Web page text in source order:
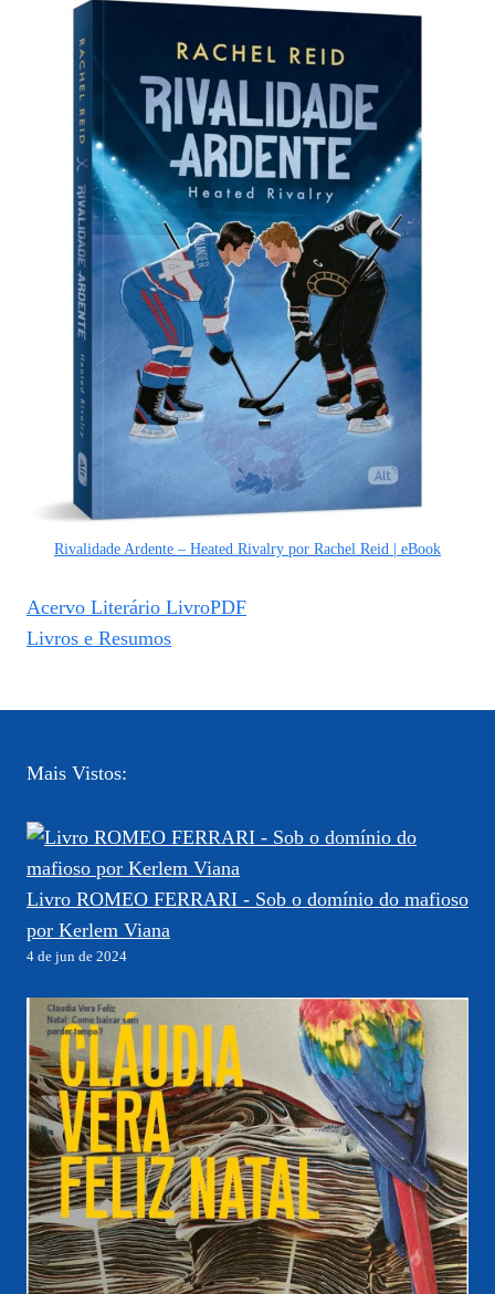
Rivalidade Ardente – Heated Rivalry por Rachel Reid | eBook
Acervo Literário LivroPDF
Livros e Resumos
Mais Vistos:
Livro ROMEO FERRARI - Sob o domínio do mafioso
por Kerlem Viana
4 de jun de 2024